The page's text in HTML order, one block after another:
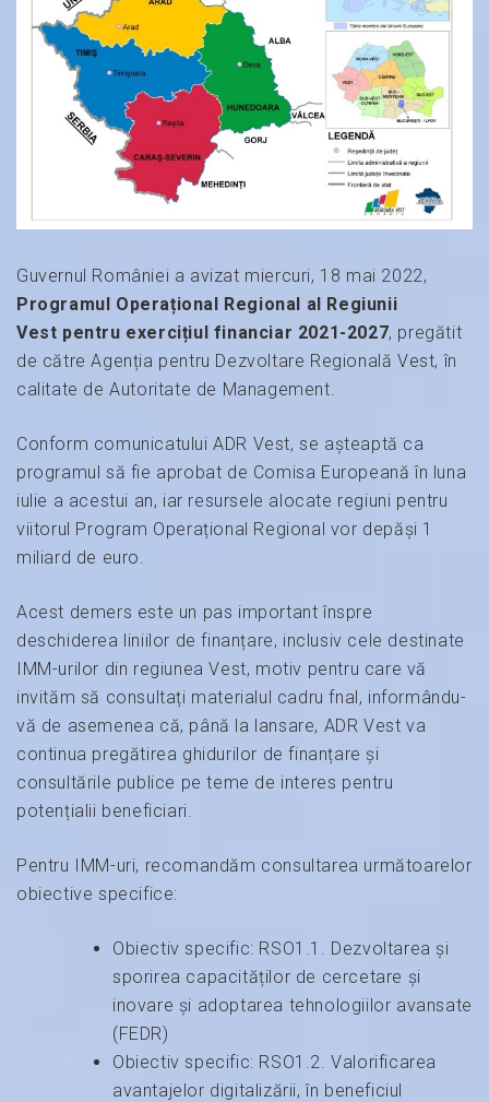
Guvernul României a avizat miercuri, 18 mai 2022,
Programul Operațional Regional al Regiunii
Vest pentru exercițiul financiar 2021-2027, pregătit
de către Agenția pentru Dezvoltare Regională Vest, în
calitate de Autoritate de Management.
Conform comunicatului ADR Vest, se așteaptă ca
programul să fie aprobat de Comisa Europeană în luna
iulie a acestui an, iar resursele alocate regiuni pentru
viitorul Program Operațional Regional vor depăși 1
miliard de euro.
Acest demers este un pas important înspre
deschiderea liniilor de finanțare, inclusiv cele destinate
IMM-urilor din regiunea Vest, motiv pentru care vă
invităm să consultați materialul cadru fnal, informându-
vă de asemenea că, până la lansare, ADR Vest va
continua pregătirea ghidurilor de finanțare și
consultările publice pe teme de interes pentru
potențialii beneficiari.
Pentru IMM-uri, recomandăm consultarea următoarelor
obiective specifice:
Obiectiv specific: RSO1.1. Dezvoltarea și
sporirea capacităților de cercetare și
inovare și adoptarea tehnologiilor avansate
(FEDR)
Obiectiv specific: RSO1.2. Valorificarea
avantajelor digitalizării, în beneficiul